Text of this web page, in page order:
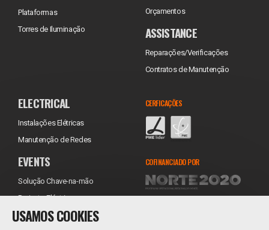
Plataformas
Torres de Iluminação
Orçamentos
ASSISTANCE
Reparações/Verificações
Contratos de Manutenção
ELECTRICAL
Instalações Elétricas
Manutenção de Redes
EVENTS
Solução Chave-na-mão
Projecto Eléctrico
Equipamentos
CERFICAÇÕES
COFINANCIADO POR
USAMOS COOKIES